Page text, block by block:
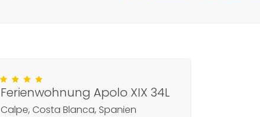
Ferienwohnung Apolo XIX 34L
Calpe, Costa Blanca, Spanien